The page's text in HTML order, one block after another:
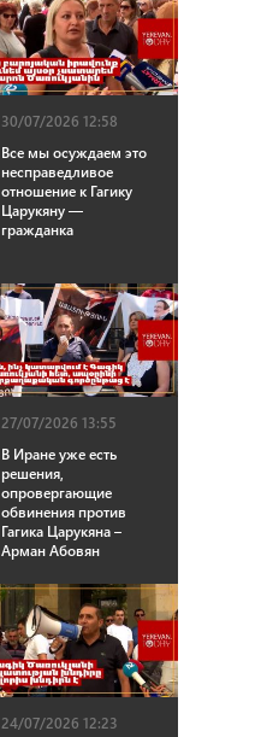
30/07/2026 12:58
Все мы осуждаем это
несправедливое
отношение к Гагику
Царукяну —
гражданка
27/07/2026 13:55
В Иране уже есть
решения,
опровергающие
обвинения против
Гагика Царукяна –
Арман Абовян
24/07/2026 12:23